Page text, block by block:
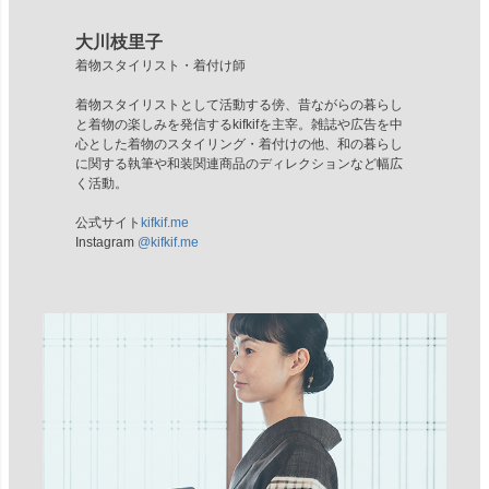
大川枝里子
着物スタイリスト・着付け師
着物スタイリストとして活動する傍、昔ながらの暮らし
と着物の楽しみを発信するkifkifを主宰。雑誌や広告を中
心とした着物のスタイリング・着付けの他、和の暮らし
に関する執筆や和装関連商品のディレクションなど幅広
く活動。
公式サイト kifkif.me
Instagram @kifkif.me